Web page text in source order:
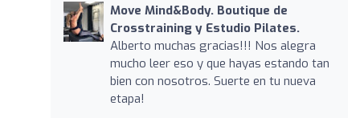
Move Mind&Body. Boutique de
Crosstraining y Estudio Pilates.
Alberto muchas gracias!!! Nos alegra
mucho leer eso y que hayas estando tan
bien con nosotros. Suerte en tu nueva
etapa!